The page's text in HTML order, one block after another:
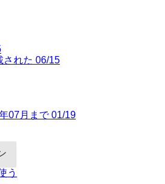
された 06/15
07月まで01/19
う